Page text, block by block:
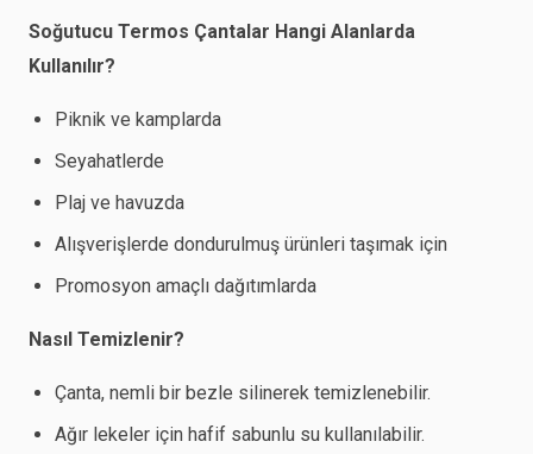
Soğutucu Termos Çantalar Hangi Alanlarda
Kullanılır?
Piknik ve kamplarda
Seyahatlerde
Plaj ve havuzda
Alışverişlerde dondurulmuş ürünleri taşımak için
Promosyon amaçlı dağıtımlarda
Nasıl Temizlenir?
Çanta, nemli bir bezle silinerek temizlenebilir.
Ağır lekeler için hafif sabunlu su kullanılabilir.